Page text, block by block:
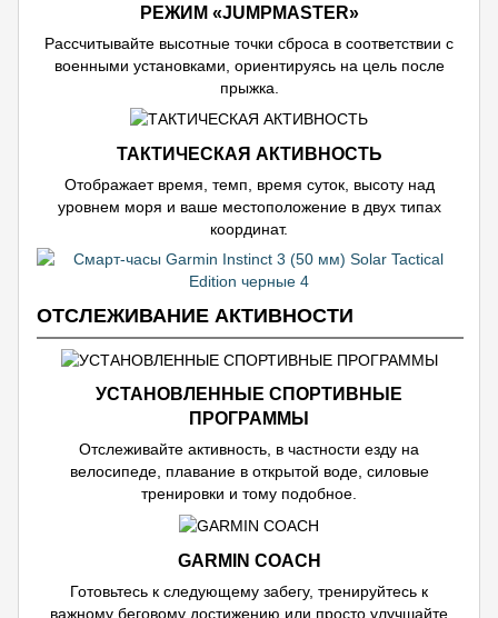
РЕЖИМ «JUMPMASTER»
Рассчитывайте высотные точки сброса в соответствии с
военными установками, ориентируясь на цель после
прыжка.
ТАКТИЧЕСКАЯ АКТИВНОСТЬ
Отображает время, темп, время суток, высоту над
уровнем моря и ваше местоположение в двух типах
координат.
ОТСЛЕЖИВАНИЕ АКТИВНОСТИ
УСТАНОВЛЕННЫЕ СПОРТИВНЫЕ
ПРОГРАММЫ
Отслеживайте активность, в частности езду на
велосипеде, плавание в открытой воде, силовые
тренировки и тому подобное.
GARMIN COACH
Готовьтесь к следующему забегу, тренируйтесь к
важному беговому достижению или просто улучшайте